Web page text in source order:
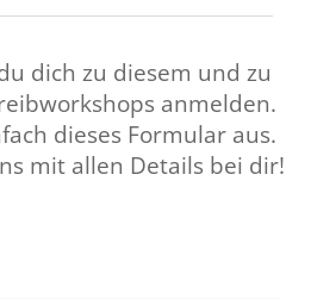
dich zu diesem und zu
anmelden.
dieses Formular aus.
mit allen Details bei dir!